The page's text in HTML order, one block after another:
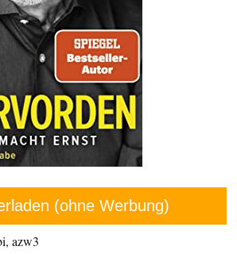
(ohne Werbung)
azw3